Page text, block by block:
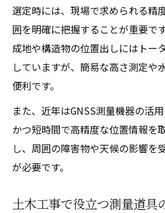
選定時には、現場で求められる精
囲を明確に把握することが重要で
成地や構造物の位置出しにはトー
していますが、簡易な高さ測定や
便利です。
また、近年はGNSS測量機器の活
かつ短時間で高精度な位置情報を
し、周囲の障害物や天候の影響を
が必要です。
土木工事で役立つ測量道具